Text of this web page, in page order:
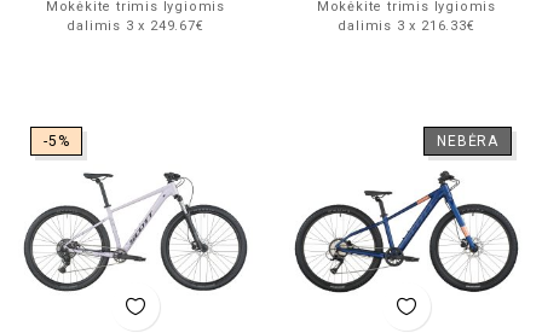
Mokėkite trimis lygiomis
dalimis 3 x 249.67€
Mokėkite trimis lygiomis
dalimis 3 x 216.33€
-5% NEBĖRA